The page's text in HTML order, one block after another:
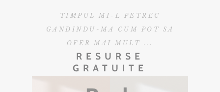
TIMPUL MI-L PETREC
GANDINDU-MA CUM POT SA
OFER MAI MULT ...
RESURSE
GRATUITE